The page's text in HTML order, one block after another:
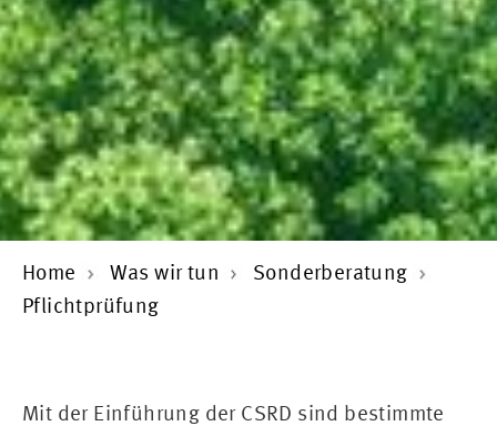
Home Was wir tun
Sonderberatung
Pflichtprüfung
Mit der Einführung der CSRD sind bestimmte